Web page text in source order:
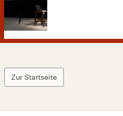
Zur Startseite